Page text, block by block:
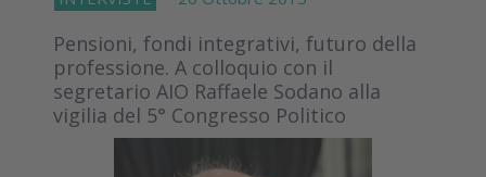
Pensioni, fondi integrativi, futuro della
professione. A colloquio con il
segretario AIO Raffaele Sodano alla
vigilia del 5° Congresso Politico